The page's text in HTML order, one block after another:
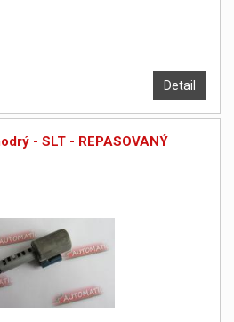
Detail
- SLT - REPASOVANÝ